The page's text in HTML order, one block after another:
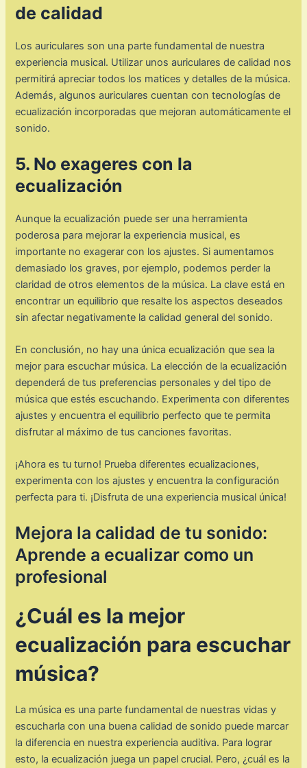
de calidad
Los auriculares son una parte fundamental de nuestra
experiencia musical. Utilizar unos auriculares de calidad nos
permitirá apreciar todos los matices y detalles de la música.
Además, algunos auriculares cuentan con tecnologías de
ecualización incorporadas que mejoran automáticamente el
sonido.
5. No exageres con la
ecualización
Aunque la ecualización puede ser una herramienta
poderosa para mejorar la experiencia musical, es
importante no exagerar con los ajustes. Si aumentamos
demasiado los graves, por ejemplo, podemos perder la
claridad de otros elementos de la música. La clave está en
encontrar un equilibrio que resalte los aspectos deseados
sin afectar negativamente la calidad general del sonido.
En conclusión, no hay una única ecualización que sea la
mejor para escuchar música. La elección de la ecualización
dependerá de tus preferencias personales y del tipo de
música que estés escuchando. Experimenta con diferentes
ajustes y encuentra el equilibrio perfecto que te permita
disfrutar al máximo de tus canciones favoritas.
¡Ahora es tu turno! Prueba diferentes ecualizaciones,
experimenta con los ajustes y encuentra la configuración
perfecta para ti. ¡Disfruta de una experiencia musical única!
Mejora la calidad de tu sonido:
Aprende a ecualizar como un
profesional
¿Cuál es la mejor
ecualización para escuchar
música?
La música es una parte fundamental de nuestras vidas y
escucharla con una buena calidad de sonido puede marcar
la diferencia en nuestra experiencia auditiva. Para lograr
esto, la ecualización juega un papel crucial. Pero, ¿cuál es la